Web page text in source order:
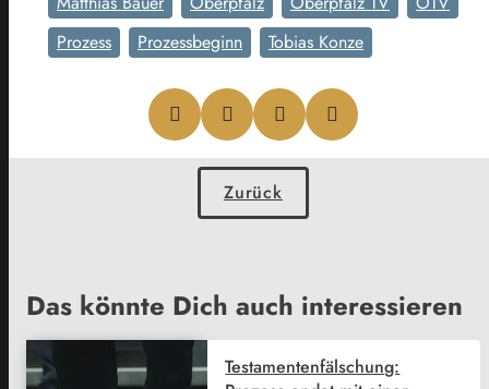
Prozess
Prozessbeginn Tobias Konze
Zurück
Das könnte Dich auch interessieren
Testamentenfälschung: